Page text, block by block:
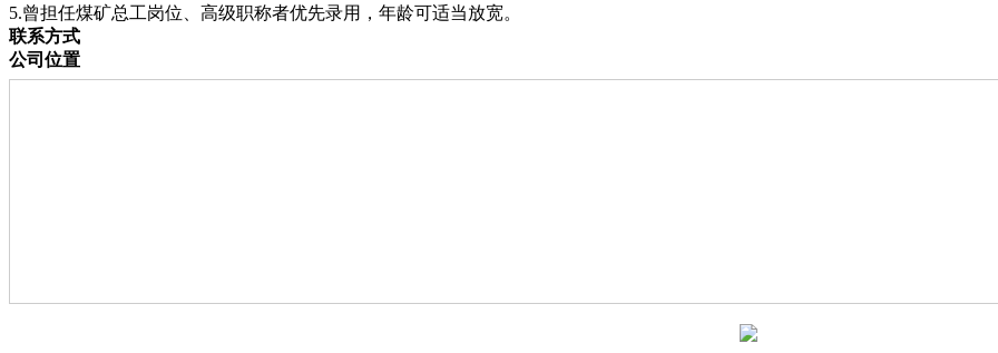
5.曾担任煤矿总工岗位、高级职称者优先录用，年龄可适当放宽。
联系方式
公司位置